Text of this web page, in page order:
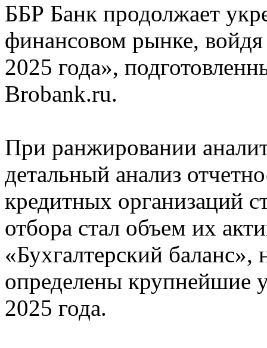
ББР Банк продолжает
финансовом рынке,
2025 года»,
Brobank.ru.
При ранжировании
детальный анализ
кредитных организаций
отбора стал объем их
«Бухгалтерский
определены крупнейшие
2025 года.